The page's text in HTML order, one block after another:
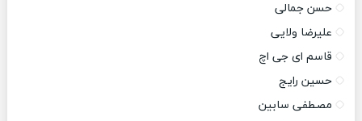
حسن جمالی
علیرضا ولایی
قاسم ای جی اچ
حسین رایج
مصطفی سابین